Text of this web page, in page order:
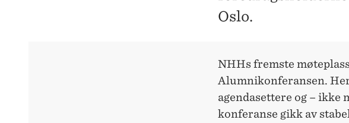
Oslo.
NHHs fremste
Alumnikonferansen.
agendasettere og –
konferanse gikk av